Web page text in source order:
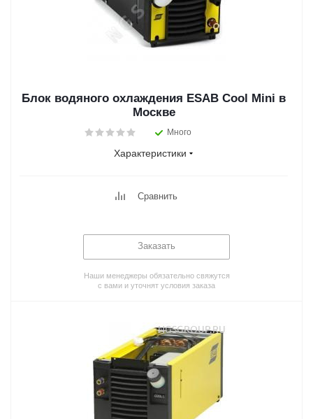
Блок водяного охлаждения ESAB Cool Mini в
Москве
Много
Характеристики
Сравнить
Заказать
Наши менеджеры обязательно свяжутся
с вами и уточнят условия заказа